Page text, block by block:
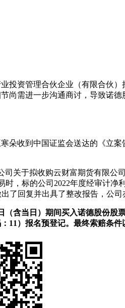
资管理合伙企业（有限合伙
尚需进一步沟通商讨，导致诺
收到中国证监会送达的《立
关于拟收购云财富期货有限公
，标的公司2022年度经审计净
了回复并出具了整改报告，公司
（含当日）期间买入诺德股份股
11）报名预登记。最终索赔条件